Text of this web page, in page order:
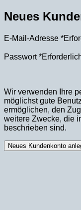
Neues
E-Mail-Adresse *
Passwort*
Wir verwenden Ihre
möglichst gute
ermöglichen, den
weitere Zwecke, die
beschrieben sind.
Neues Kundenkonto